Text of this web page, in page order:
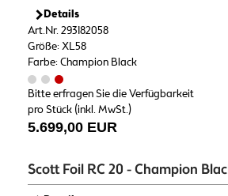
Details
Art.Nr. 293182058
Größe: XL58
Farbe: Champion Black
Bitte erfragen Sie die Verfügbarkeit
pro Stück (inkl. MwSt.)
5.699,00 EUR
Scott Foil RC 20 - Champion